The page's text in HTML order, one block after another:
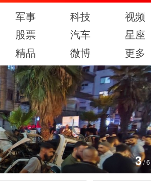
军事 科技
视频
股票 汽车
星座
精品 微博 更多
4/6